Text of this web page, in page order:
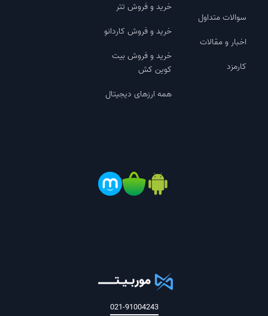
سوالات متداول
اخبار و مقالات
کارمزد
خرید و فروش تتر
خرید و فروش کاردانو
خرید و فروش بیت
کوین کش
همه ارزهای دیجیتال
021-91004243